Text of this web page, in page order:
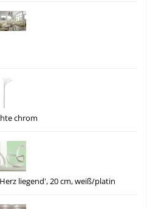
chrom
liegend', 20 cm, weiß/platin